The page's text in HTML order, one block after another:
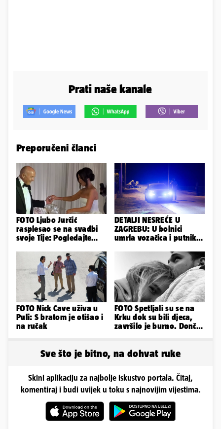
Prati naše kanale
Preporučeni članci
FOTO Ljubo Jurčić
rasplesao se na svadbi
svoje Tije: Pogledajte
vjenčanje...
DETALJI NESREĆE U
ZAGREBU: U bolnici
umrla vozačica i putnik,
FOTO Nick Cave uživa u
Puli: S bratom je otišao i
na ručak
FOTO Spetljali su se na
Krku dok su bili djeca,
završilo je burno. Dončić
Sve što je bitno, na dohvat ruke
Skini aplikaciju za najbolje iskustvo portala. Čitaj,
komentiraj i budi uvijek u toku s najnovijim vijestima.